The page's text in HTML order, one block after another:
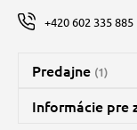
+420 602 335 885
Predajne (1)
Predajňa a
Bohužiaľ,
Informácie pre